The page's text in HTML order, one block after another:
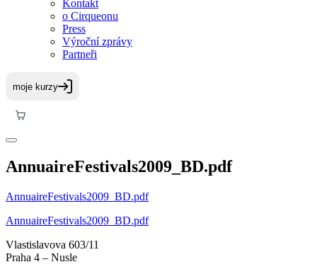
Kontakt
o Cirqueonu
Press
Výroční zprávy
Partneři
AnnuaireFestivals2009_BD.pdf
AnnuaireFestivals2009_BD.pdf
AnnuaireFestivals2009_BD.pdf
Vlastislavova 603/11
Praha 4 – Nusle